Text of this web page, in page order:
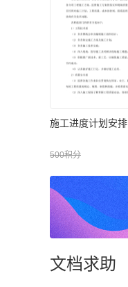
施工进度计划安排
500积分
文档求助